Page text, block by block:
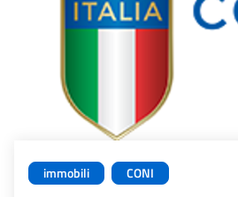
immobili CONI